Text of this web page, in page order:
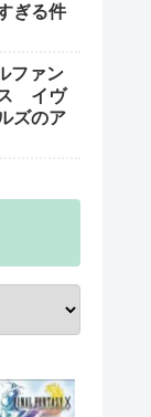
ぎる件
ファン
ス イヴ
ズのア